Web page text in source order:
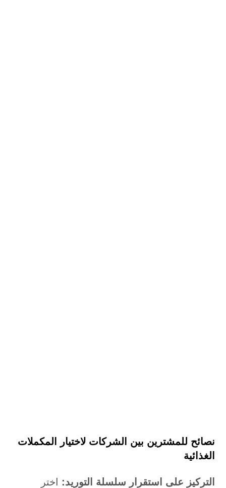
نصائح للمشترين بين الشركات لاختيار المكملات
الغذائية
التركيز على استقرار سلسلة التوريد:
اختر